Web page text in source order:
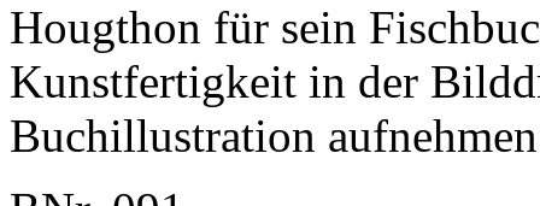
Hougthon für sein
Kunstfertigkeit in der
Buchillustration